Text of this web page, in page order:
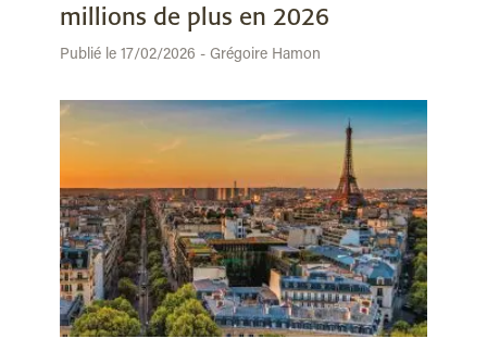
millions de plus en 2026
Publié le 17/02/2026 - Grégoire Hamon